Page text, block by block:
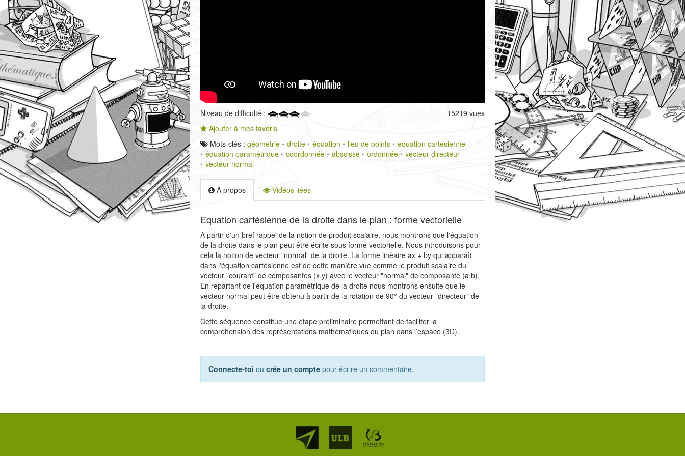
Niveau de difficulté :
Ajouter à mes favoris
15219 vues
Mots-clés : géométrie droite équation lieu de points
équation cartésienne
équation paramétrique
coordonnée abscisse ordonnée
vecteur directeur
vecteur normal
À propos Vidéos liées
Equation cartésienne de la droite dans le plan : forme vectorielle
A partir d'un bref rappel de la notion de produit scalaire, nous montrons que l'équation
de la droite dans le plan peut être écrite sous forme vectorielle. Nous introduisons pour
cela la notion de vecteur "normal" de la droite. La forme linéaire ax + by qui apparaît
dans l'équation cartésienne est de cette manière vue comme le produit scalaire du
vecteur "courant" de composantes (x,y) avec le vecteur "normal" de composante (a,b).
En repartant de l'équation paramétrique de la droite nous montrons ensuite que le
vecteur normal peut être obtenu à partir de la rotation de 90° du vecteur "directeur" de
la droite.
Cette séquence constitue une étape préliminaire permettant de faciliter la
compréhension des représentations mathématiques du plan dans l’espace (3D).
Connecte-toi ou crée un compte pour écrire un commentaire.
Partenaires